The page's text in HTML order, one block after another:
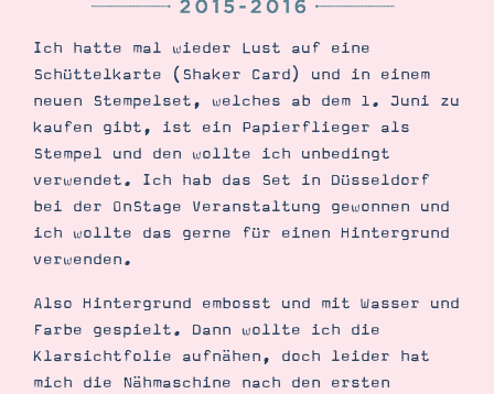
Demonstrator werden
Blog
Gutscheine
Produkte erklärt
Über mich
Über Stampin’ Up!
Tipps & Tricks
Ordnungstipps
Ich hatte mal wieder Lust auf eine
Schüttelkarte (Shaker Card) und in einem
neuen Stempelset, welches ab dem 1. Juni zu
kaufen gibt, ist ein Papierflieger als
Stempel und den wollte ich unbedingt
verwendet. Ich hab das Set in Düsseldorf
bei der OnStage Veranstaltung gewonnen und
ich wollte das gerne für einen Hintergrund
verwenden.
Also Hintergrund embosst und mit Wasser und
Farbe gespielt. Dann wollte ich die
Klarsichtfolie aufnähen, doch leider hat
mich die Nähmaschine nach den ersten